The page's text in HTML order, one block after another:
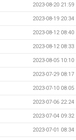
2023-08-20 21:59
2023-08-19 20:34
2023-08-12 08:40
2023-08-12 08:33
2023-08-05 10:10
2023-07-29 08:17
2023-07-10 08:05
2023-07-06 22:24
2023-07-04 09:32
2023-07-01 08:34